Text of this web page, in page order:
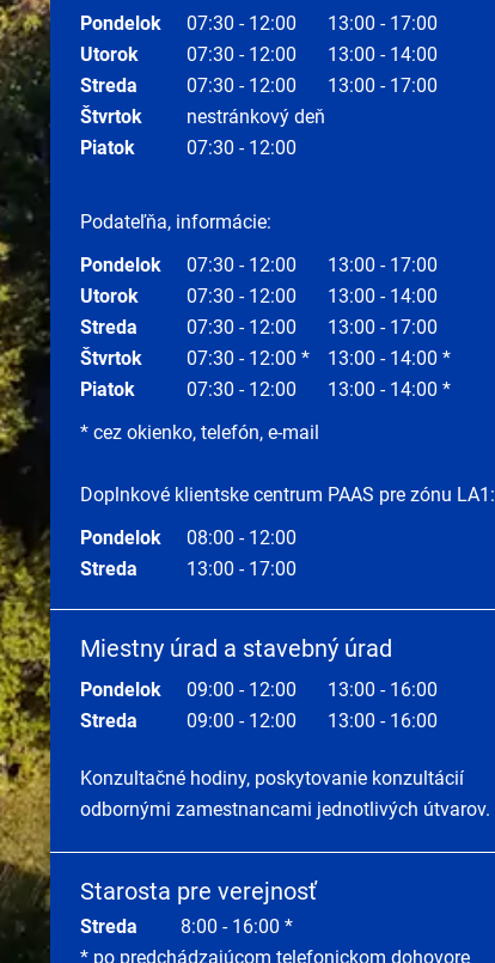
Pondelok
07:30 - 12:00
13:00 - 17:00
Utorok
07:30 - 12:00
13:00 - 14:00
Streda
07:30 - 12:00
13:00 - 17:00
Štvrtok
nestránkový deň
Piatok
07:30 - 12:00
Podateľňa, informácie:
Pondelok
07:30 - 12:00
13:00 - 17:00
Utorok
07:30 - 12:00
13:00 - 14:00
Streda
07:30 - 12:00
13:00 - 17:00
Štvrtok
07:30 - 12:00 *
13:00 - 14:00 *
Piatok
07:30 - 12:00
13:00 - 14:00 *
* cez okienko, telefón, e-mail
Doplnkové klientske centrum PAAS pre zónu LA1:
Pondelok
08:00 - 12:00
Streda
13:00 - 17:00
Miestny úrad a stavebný úrad
Pondelok 09:00 - 12:00
13:00 - 16:00
Streda
09:00 - 12:00 13:00 - 16:00
Konzultačné hodiny, poskytovanie konzultácií
odbornými zamestnancami jednotlivých útvarov.
Starosta pre verejnosť
Streda 8:00 - 16:00 *
* po predchádzajúcom telefonickom dohovore